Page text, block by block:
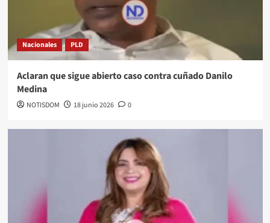
Nacionales PLD
Aclaran que sigue abierto caso contra cuñado Danilo
Medina
NOTISDOM 18 junio 2026 0